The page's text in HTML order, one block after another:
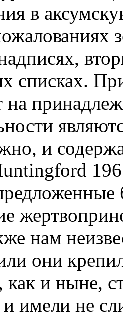
в
списках.
и
нам
они
как и ныне,
и имели не